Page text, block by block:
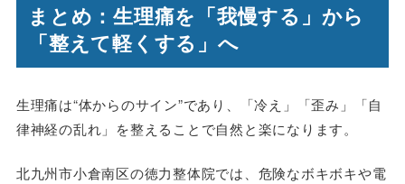
まとめ：生理痛を「我慢する」から
「整えて軽くする」へ
生理痛は“体からのサイン”であり、「冷え」「歪み」「自
律神経の乱れ」を整えることで自然と楽になります。
北九州市小倉南区の徳力整体院では、危険なボキボキや電